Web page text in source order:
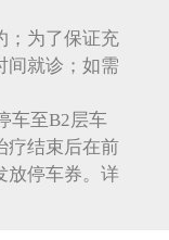
；为了保证充
间就诊；如需
车至B2层车
疗结束后在前
放停车券。详